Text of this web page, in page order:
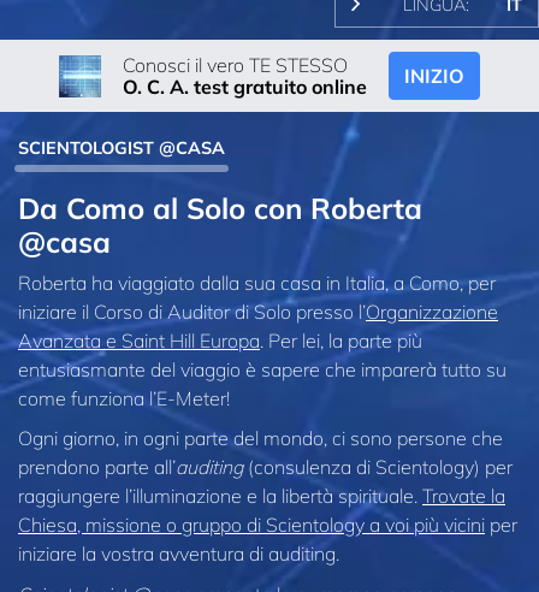
LINGUA: IT
Conosci il vero TE STESSO
O. C. A. test gratuito online
INIZIO
SCIENTOLOGIST @CASA
Da Como al Solo con Roberta
@casa
Roberta ha viaggiato dalla sua casa in Italia, a Como, per
iniziare il Corso di Auditor di Solo presso l’Organizzazione
Avanzata e Saint Hill Europa . Per lei, la parte più
entusiasmante del viaggio è sapere che imparerà tutto su
come funziona l’E-Meter!
Ogni giorno, in ogni parte del mondo, ci sono persone che
prendono parte all’auditing(consulenza di Scientology) per
raggiungere l’illuminazione e la libertà spirituale. Trovate la
Chiesa, missione o gruppo di Scientology a voi più vicini per
iniziare la vostra avventura di auditing.